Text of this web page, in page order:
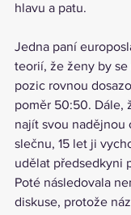
hlavu a patu.
Jedna paní
teorií, že ženy by
pozic rovnou
poměr 50:50. Dále,
najít svou nadějnou
slečnu, 15 let ji
udělat předsedkyni
Poté následovala
diskuse, protože